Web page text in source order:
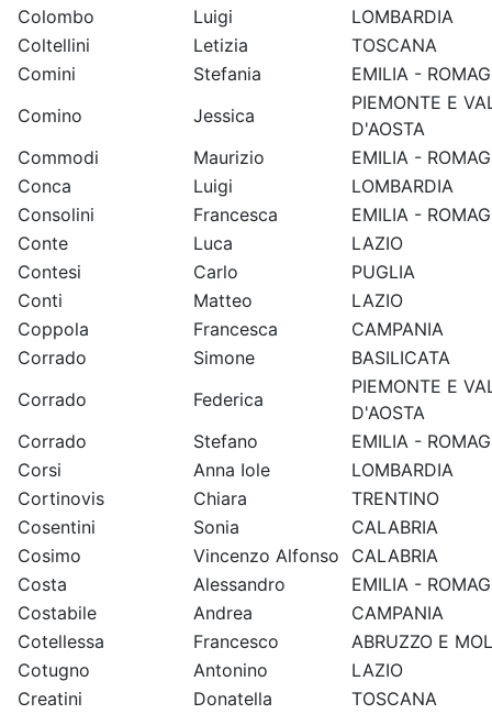
Colombo
Luigi
LOMBARDIA
Coltellini
Letizia
TOSCANA
Comini
Stefania
EMILIA -
Comino
Jessica
PIEMONTE E
D'AOSTA
Commodi
Maurizio
EMILIA -
Conca
Luigi
LOMBARDIA
Consolini
Francesca
EMILIA -
Conte
Luca
LAZIO
Contesi
Carlo
PUGLIA
Conti
Matteo
LAZIO
Coppola
Francesca
CAMPANIA
Corrado
Simone
BASILICATA
Corrado
Federica
PIEMONTE E
D'AOSTA
Corrado
Stefano
EMILIA -
Corsi
Anna Iole
LOMBARDIA
Cortinovis
Chiara
TRENTINO
Cosentini
Sonia
CALABRIA
Cosimo
Vincenzo Alfonso
CALABRIA
Costa
Alessandro
EMILIA -
Costabile
Andrea
CAMPANIA
Cotellessa
Francesco
ABRUZZO E
Cotugno
Antonino
LAZIO
Creatini
Donatella
TOSCANA